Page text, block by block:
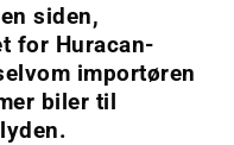
siden,
for Huracan-
importøren
biler til